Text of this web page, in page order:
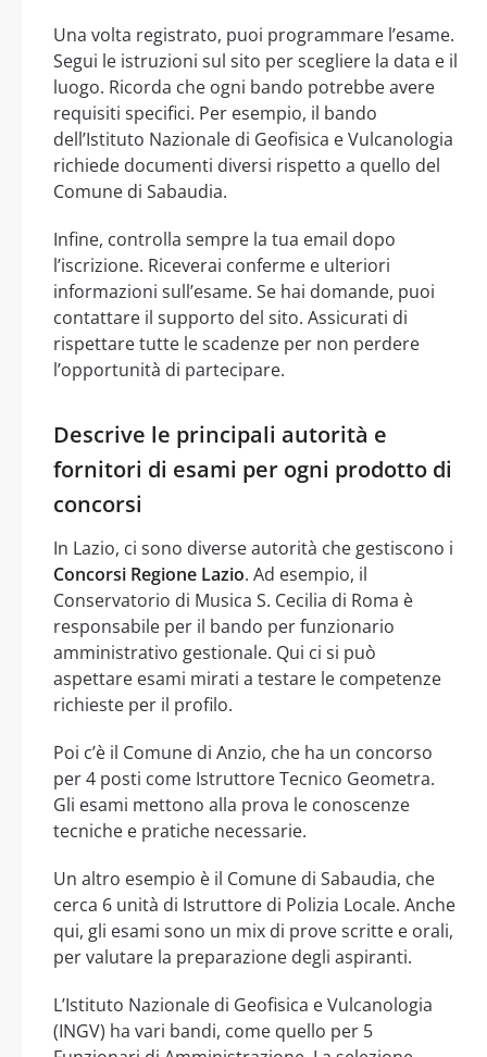
Una volta registrato, puoi programmare l’esame.
Segui le istruzioni sul sito per scegliere la data e il
luogo. Ricorda che ogni bando potrebbe avere
requisiti specifici. Per esempio, il bando
dell’Istituto Nazionale di Geofisica e Vulcanologia
richiede documenti diversi rispetto a quello del
Comune di Sabaudia.
Infine, controlla sempre la tua email dopo
l’iscrizione. Riceverai conferme e ulteriori
informazioni sull’esame. Se hai domande, puoi
contattare il supporto del sito. Assicurati di
rispettare tutte le scadenze per non perdere
l’opportunità di partecipare.
Descrive le principali autorità e
fornitori di esami per ogni prodotto di
concorsi
In Lazio, ci sono diverse autorità che gestiscono i
Concorsi Regione Lazio. Ad esempio, il
Conservatorio di Musica S. Cecilia di Roma è
responsabile per il bando per funzionario
amministrativo gestionale. Qui ci si può
aspettare esami mirati a testare le competenze
richieste per il profilo.
Poi c’è il Comune di Anzio, che ha un concorso
per 4 posti come Istruttore Tecnico Geometra.
Gli esami mettono alla prova le conoscenze
tecniche e pratiche necessarie.
Un altro esempio è il Comune di Sabaudia, che
cerca 6 unità di Istruttore di Polizia Locale. Anche
qui, gli esami sono un mix di prove scritte e orali,
per valutare la preparazione degli aspiranti.
L’Istituto Nazionale di Geofisica e Vulcanologia
(INGV) ha vari bandi, come quello per 5